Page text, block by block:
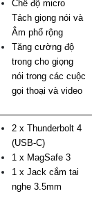
Chế độ micro
Tách giọng nói và
Âm phổ rộng
Tăng cường độ
trong cho giọng
nói trong các cuộc
gọi thoại và video
2 x Thunderbolt 4
(USB-C)
1 x MagSafe 3
1 x Jack cắm tai
nghe 3.5mm